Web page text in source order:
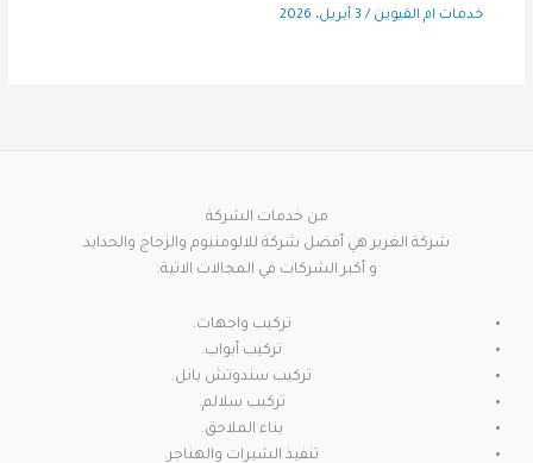
خدمات ام القيوين / 3 أبريل، 2026
من خدمات الشركة
شركة الغرير هي أفضل شركة للالومنيوم والزجاج والحدايد
و أكبر الشركات في المجالات الاتية:
تركيب واجهات.
تركيب أبواب.
تركيب سندوتش بانل.
تركيب سلالم.
بناء الملاحق.
تنفيذ الشبرات والهناجر.